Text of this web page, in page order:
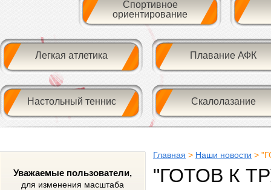
Спортивное
ориентирование
Легкая атлетика Плавание АФК
Настольный теннис Скалолазание
Уважаемые пользователи,
для изменения масштаба
Главная > Наши новости >
"ГОТОВ К